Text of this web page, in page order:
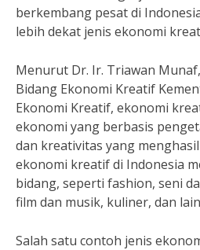
berkembang pesat di
lebih dekat jenis ekonomi
Menurut Dr. Ir. Triawan Munaf,
Bidang Ekonomi Kreatif
Ekonomi Kreatif, ekonomi
ekonomi yang berbasis
dan kreativitas yang
ekonomi kreatif di Indonesia
bidang, seperti fashion, seni
film dan musik, kuliner, dan
Salah satu contoh jenis